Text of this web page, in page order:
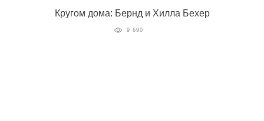
Кругом дома: Бернд и Хилла Бехер
9 690